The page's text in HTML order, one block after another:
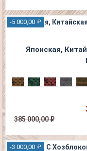
-5 000,00 ₽
Японская,
385 000,00 ₽
-3 000,00 ₽